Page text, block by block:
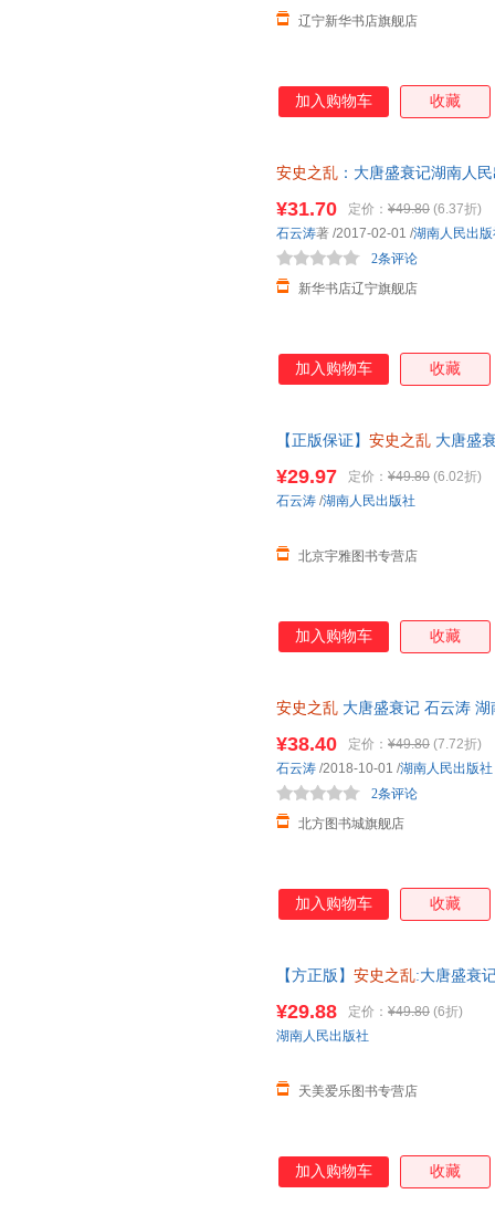
辽宁新华书店旗舰店
加入购物车 收藏
安史之乱 ：大唐盛衰记湖南人
¥31.70 定价： ¥49.80 (6.37折)
新华书店辽宁旗舰店
2条评论
石云涛著 /2017-02-01 /湖南人民出
加入购物车 收藏
【正版保证】 安史之乱 大唐盛
¥29.97 定价： ¥49.80 (6.02折)
北京宇雅图书专营店
石云涛 /湖南人民出版社
加入购物车 收藏
安史之乱 大唐盛衰记 石云涛
¥38.40 定价： ¥49.80 (7.72折)
北方图书城旗舰店
2条评论
石云涛 /2018-10-01 /湖南人民出版社
加入购物车 收藏
【方正版】 安史之乱:大唐盛衰
¥29.88 定价： ¥49.80 (6折)
天美爱乐图书专营店
湖南人民出版社
加入购物车 收藏